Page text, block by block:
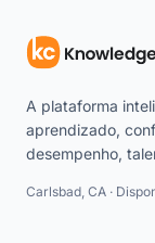
A plataforma
aprendizado,
desempenho,
Carlsbad, CA ·